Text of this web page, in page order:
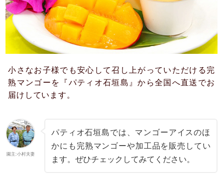
小さなお子様でも安心して召し上がっていただける完
熟マンゴーを『パティオ石垣島』から全国へ直送でお
届けしています。
園主:小村夫妻
パティオ石垣島では、マンゴーアイスのほ
かにも完熟マンゴーや加工品を販売してい
ます。ぜひチェックしてみてください。